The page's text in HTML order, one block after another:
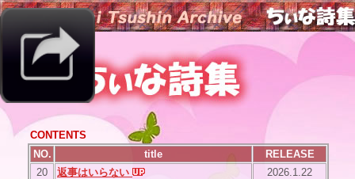
CONTENTS
NO.
title
RELEASE
20
返事はいらない
2026.1.22